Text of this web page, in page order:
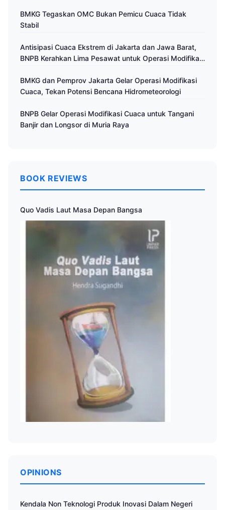
BMKG Tegaskan OMC Bukan Pemicu Cuaca Tidak
Stabil
Antisipasi Cuaca Ekstrem di Jakarta dan Jawa Barat,
BNPB Kerahkan Lima Pesawat untuk Operasi Modifikasi
BMKG dan Pemprov Jakarta Gelar Operasi Modifikasi
Cuaca, Tekan Potensi Bencana Hidrometeorologi
BNPB Gelar Operasi Modifikasi Cuaca untuk Tangani
Banjir dan Longsor di Muria Raya
BOOK REVIEWS
Quo Vadis Laut Masa Depan Bangsa
OPINIONS
Kendala Non Teknologi Produk Inovasi Dalam Negeri